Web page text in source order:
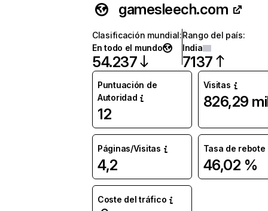
gamesleech.com
Clasificación mundial:
En todo el mundo
54.237
Rango del país:
India
7137
Puntuación de
Autoridad
12
Visitas
826,29
Páginas/Visitas
4,2
Tasa de rebote
46,02 %
Coste del tráfico